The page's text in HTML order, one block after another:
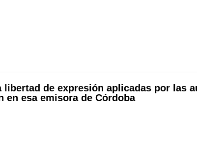
de expresión aplicadas por las
en esa emisora de Córdoba